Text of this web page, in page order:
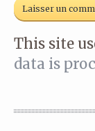
This site
data is